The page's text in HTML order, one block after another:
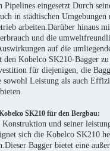
eingesetzt.Durch
in städtischen Umgebungen
arbeiten.Darüber hinaus
und die
auf die
den Kobelco SK210-Bagger
für diejenigen, die
sowohl Leistung als auch
SK210 für den Bergbau:
und seiner
sich die Kobelco SK210
Bagger bietet eine